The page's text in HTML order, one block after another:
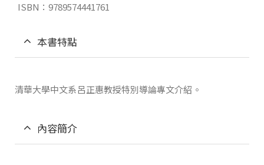
ISBN：9789574441761
本書特點
清華大學中文系呂正惠教授特別導論專文介紹。
內容簡介